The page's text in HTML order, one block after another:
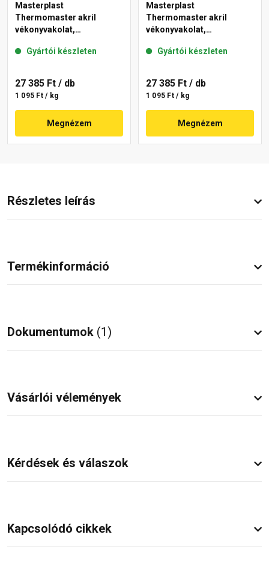
Masterplast
Thermomaster akril
vékonyvakolat,
15-F 25 kg
Gyártói készleten
27 385 Ft / db
1 095 Ft / kg
Megnézem
Masterplast
Thermomaster akril
vékonyvakolat,
16-D 25 kg
Gyártói készleten
27 385 Ft / db
1 095 Ft / kg
Megnézem
Részletes leírás
Termékinformáció
Dokumentumok (1)
Vásárlói vélemények
Kérdések és válaszok
Kapcsolódó cikkek